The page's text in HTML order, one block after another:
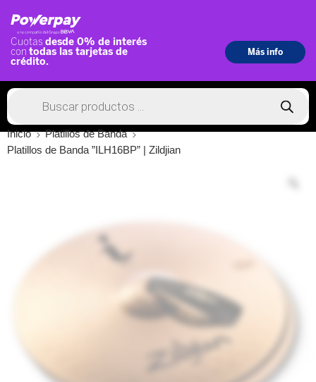
Inicio
Platillos de Banda
Platillos de Banda ”ILH16BP” | Zildjian